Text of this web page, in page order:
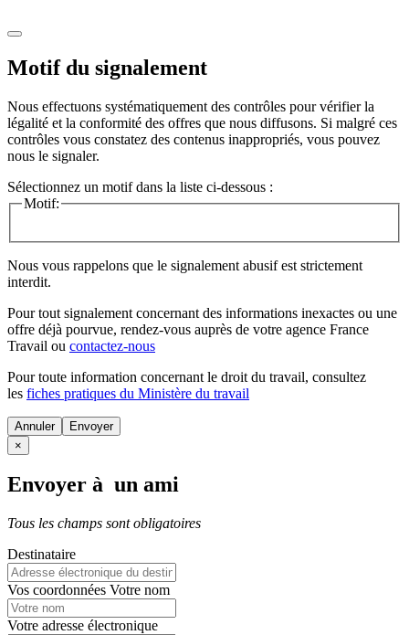
Motif du signalement
Nous effectuons systématiquement des contrôles pour vérifier la
légalité et la conformité des offres que nous diffusons. Si malgré ces
contrôles vous constatez des contenus inappropriés, vous pouvez
nous le signaler.
Sélectionnez un motif dans la liste ci-dessous :
Motif:
Nous vous rappelons que le signalement abusif est strictement
interdit.
Pour tout signalement concernant des informations inexactes ou une
offre déjà pourvue, rendez-vous auprès de votre agence France
Travail ou contactez-nous
Pour toute information concernant le droit du travail, consultez
les fiches pratiques du Ministère du travail
Annuler
×
Envoyer à un ami
Tous les champs sont obligatoires
Destinataire
Vos coordonnées Votre nom
Votre adresse électronique